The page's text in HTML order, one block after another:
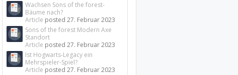
Wachsen Sons of the forest-
Bäume nach?
Article posted27. Februar 2023
Sons of the forest Modern Axe
Standort
Article posted27. Februar 2023
Ist Hogwarts-Legacy ein
Mehrspieler-Spiel?
Article posted27. Februar 2023